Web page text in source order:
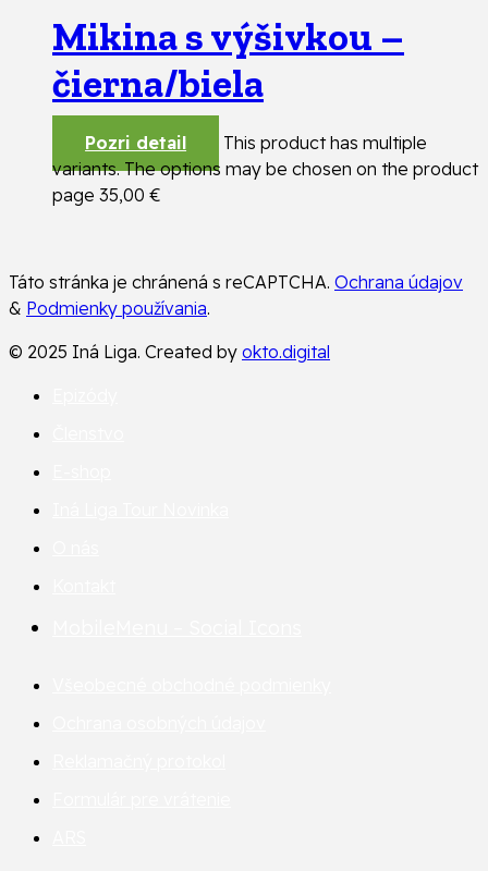
Mikina s výšivkou –
čierna/biela
Pozri detail
This product has multiple
variants. The options may be chosen on the product
page 35,00 €
Táto stránka je chránená s reCAPTCHA. Ochrana údajov
& Podmienky používania.
© 2025 Iná Liga. Created by okto.digital